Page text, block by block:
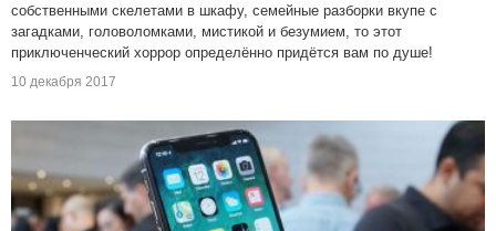
собственными скелетами в шкафу, семейные разборки вкупе с
загадками, головоломками, мистикой и безумием, то этот
приключенческий хоррор определённо придётся вам по душе!
10 декабря 2017